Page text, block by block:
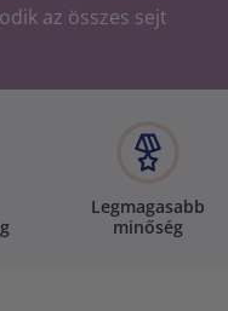
az összes sejt
Legmagasabb
minőség